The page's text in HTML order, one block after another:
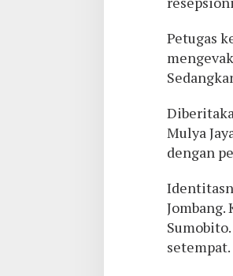
Petugas
Mulya
dengan
Jombang.
setempat.